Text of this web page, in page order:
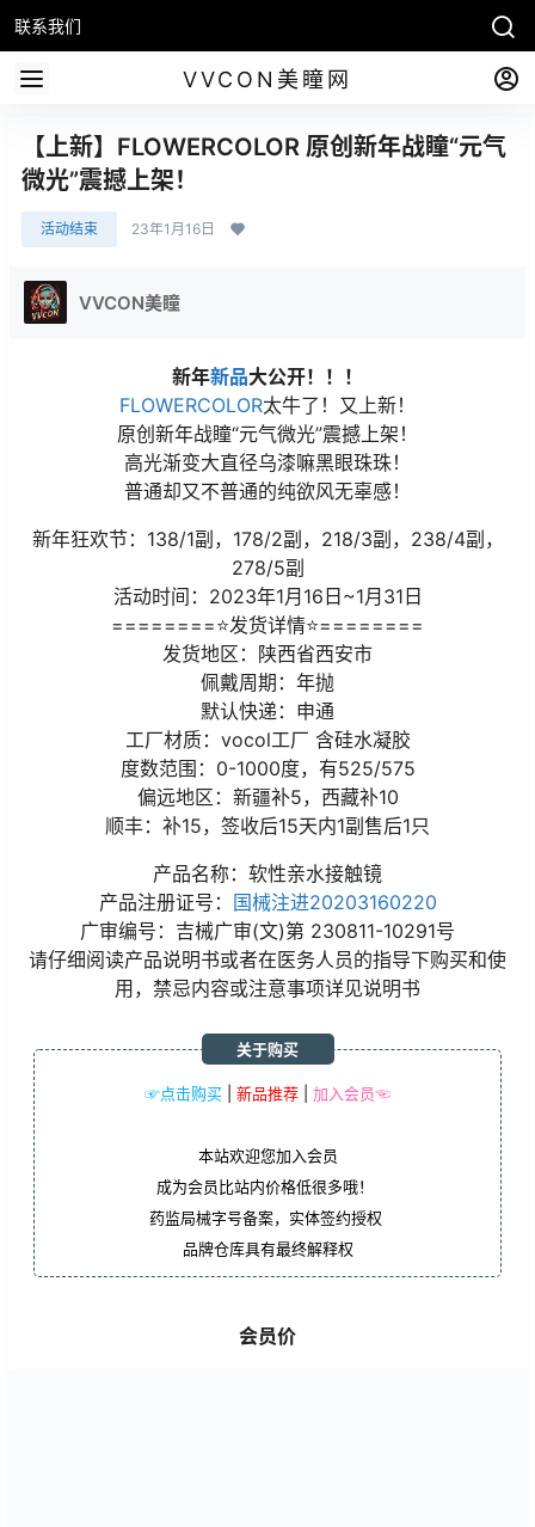
联系我们
VVCON美瞳网
【上新】FLOWERCOLOR 原创新年战瞳“元气
微光”震撼上架！
活动结束 23年1月16日
VVCON美瞳
新年新品大公开！！！
FLOWERCOLOR太牛了！又上新！
原创新年战瞳“元气微光”震撼上架！
高光渐变大直径乌漆嘛黑眼珠珠！
普通却又不普通的纯欲风无辜感！
新年狂欢节：138/1副，178/2副，218/3副，238/4副，
278/5副
活动时间：2023年1月16日~1月31日
========⭐发货详情⭐========
发货地区：陕西省西安市
佩戴周期：年抛
默认快递：申通
工厂材质：vocol工厂 含硅水凝胶
度数范围：0-1000度，有525/575
偏远地区：新疆补5，西藏补10
顺丰：补15，签收后15天内1副售后1只
产品名称：软性亲水接触镜
产品注册证号：
国械注进20203160220
广审编号：吉械广审(文)第 230811-10291号
请仔细阅读产品说明书或者在医务人员的指导下购买和使
用，禁忌内容或注意事项详见说明书
☞点击购买 新品推荐 加入会员☜
关于购买
本站欢迎您加入会员
成为会员比站内价格低很多哦！
药监局械字号备案，实体签约授权
品牌仓库具有最终解释权
会员价